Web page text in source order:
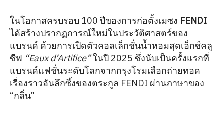
ในโอกาสครบรอบ 100 ปีของการก่อตั้งเมซง FENDI
ได้สร้างปรากฏการณ์ใหม่ในประวัติศาสตร์ของ
แบรนด์ ด้วยการเปิดตัวคอลเล็กชั่นน้ำหอมสุดเอ็กซ์คลู
ซีฟ “Eaux d’Artifice”ในปี 2025 ซึ่งนับเป็นครั้งแรกที่
แบรนด์แฟชั่นระดับโลกจากกรุงโรมเลือกถ่ายทอด
เรื่องราวอันลึกซึ้งของตระกูล FENDI ผ่านภาษาของ
“กลิ่น”